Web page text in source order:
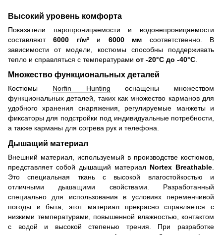
Высокий уровень комфорта
Показатели паропроницаемости и водонепроницаемости
составляют6000 г/м²и 6000 мм соответственно. В
зависимости от модели, костюмы способны поддерживать
тепло и справляться с температурами от -20°C до -40°C
Множество функциональных деталей
Костюмы Norfin Hunting оснащены множеством
функциональных деталей, таких как множество карманов для
удобного хранения снаряжения, регулируемые манжеты и
фиксаторы для подстройки под индивидуальные потребности,
а также карманы для согрева рук и телефона.
Дышащий материал
Внешний материал, используемый в производстве костюмов,
представляет собой дышащий материал Nortex Breathable.
Это специальная ткань с высокой влагостойкостью и
отличными дышащими свойствами. Разработанный
специально для использования в условиях переменчивой
погоды и быта, этот материал прекрасно справляется с
низкими температурами, повышенной влажностью, контактом
с водой и высокой степенью трения. При разработке